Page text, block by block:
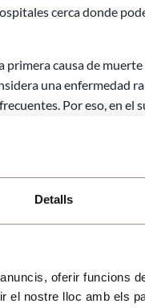
Detalls
oferir funcions
el nostre lloc amb els
cerca donde
primera causa de muerte
una enfermedad
Por eso, en el
veces) por la misma
preferente.
El 1986 el
válido. El texto original
los 23 derechos de